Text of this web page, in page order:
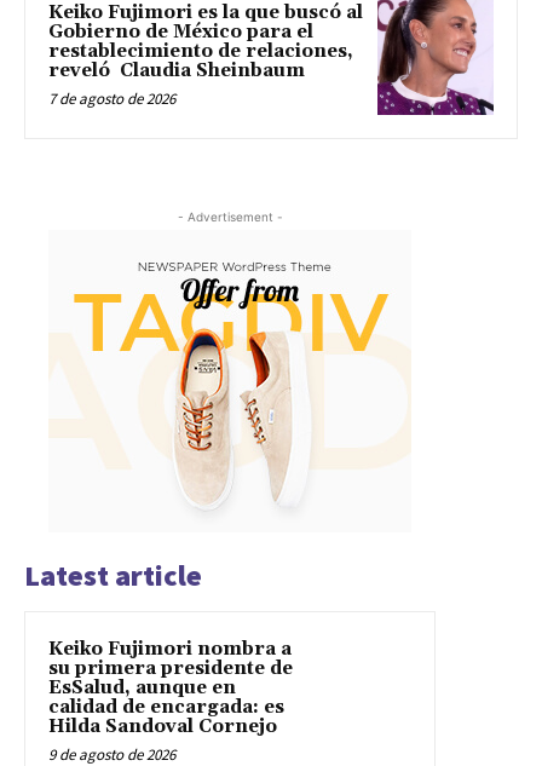
Keiko Fujimori es la que buscó al
Gobierno de México para el
restablecimiento de relaciones,
reveló Claudia Sheinbaum
7 de agosto de 2026
- Advertisement -
Latest article
Keiko Fujimori nombra a
su primera presidente de
EsSalud, aunque en
calidad de encargada: es
Hilda Sandoval Cornejo
9 de agosto de 2026